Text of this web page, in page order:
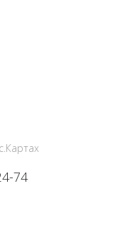
74